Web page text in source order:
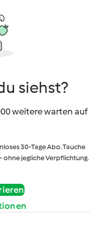
siehst?
weitere warten auf
30-Tage Abo. Tauche
ohne jegliche Verpflichtung.